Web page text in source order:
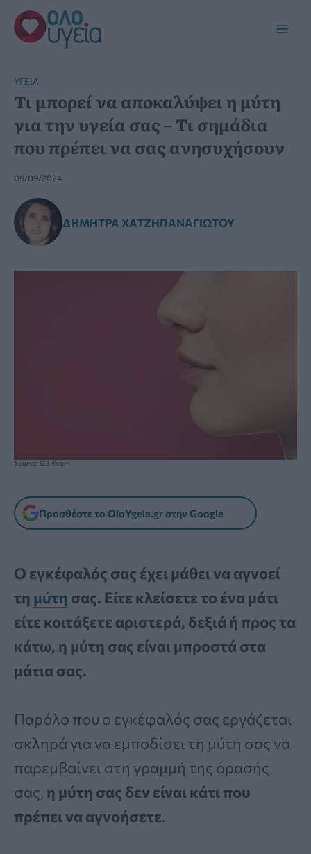
Μετάβαση
στο
περιεχόμενο
YΓΕΊΑ
Τι μπορεί να αποκαλύψει η μύτη
για την υγεία σας – Τι σημάδια
που πρέπει να σας ανησυχήσουν
09/09/2024
ΔΉΜΗΤΡΑ ΧΑΤΖΗΠΑΝΑΓΙΏΤΟΥ
Source: 123rf.com
Προσθέστε το OloYgeia.gr στην Google
Ο εγκέφαλός σας έχει μάθει να αγνοεί
τη μύτη σας. Είτε κλείσετε το ένα μάτι
είτε κοιτάξετε αριστερά, δεξιά ή προς τα
κάτω, η μύτη σας είναι μπροστά στα
μάτια σας.
Παρόλο που ο εγκέφαλός σας εργάζεται
σκληρά για να εμποδίσει τη μύτη σας να
παρεμβαίνει στη γραμμή της όρασής
σας, η μύτη σας δεν είναι κάτι που
πρέπει να αγνοήσετε.